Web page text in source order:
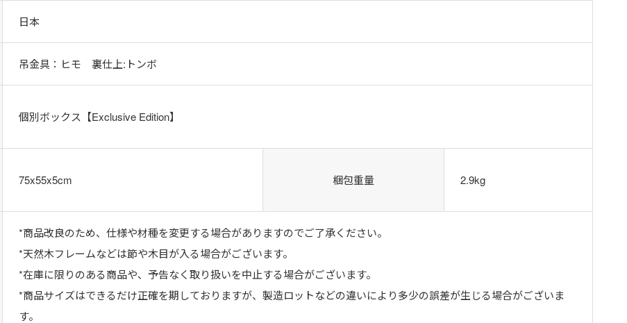
日本
吊金具：ヒモ 裏仕上:トンボ
個別ボックス【Exclusive Edition】
75x55x5cm 梱包重量 2.9kg
*商品改良のため、仕様や材種を変更する場合がありますのでご了承ください。
*天然木フレームなどは節や木目が入る場合がございます。
*在庫に限りのある商品や、予告なく取り扱いを中止する場合がございます。
*商品サイズはできるだけ正確を期しておりますが、製造ロットなどの違いにより多少の誤差が生じる場合がございま
す。